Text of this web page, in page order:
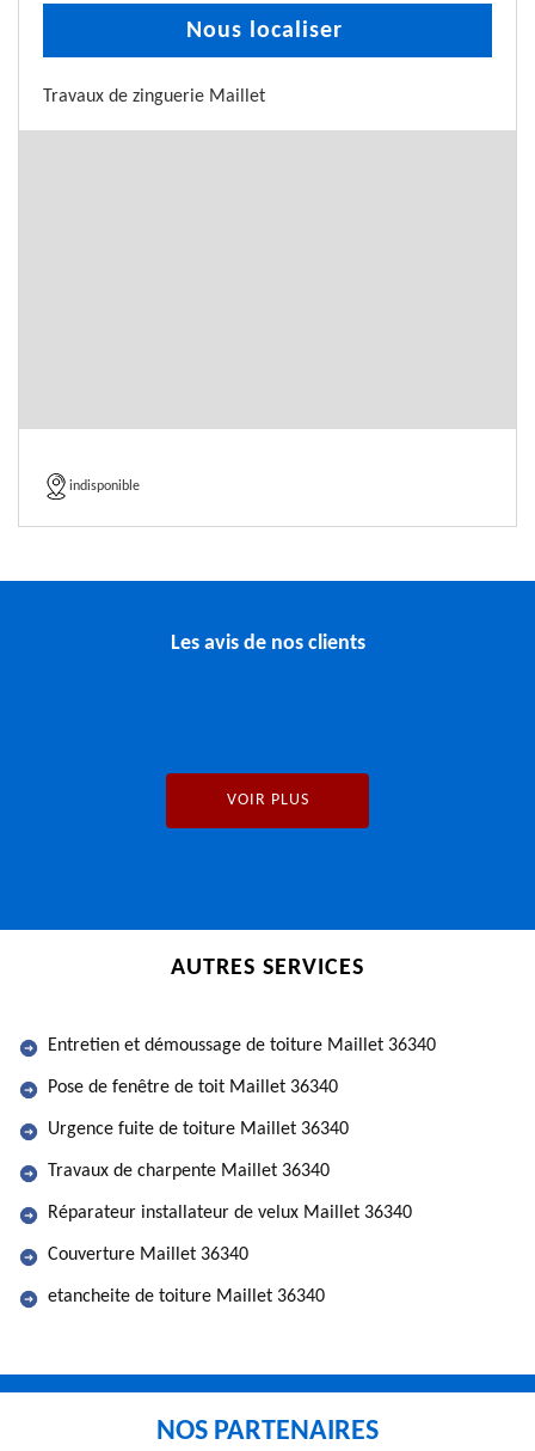
Nous localiser
Travaux de zinguerie Maillet
indisponible
Les avis de nos clients
VOIR PLUS
AUTRES SERVICES
Entretien et démoussage de toiture Maillet 36340
Pose de fenêtre de toit Maillet 36340
Urgence fuite de toiture Maillet 36340
Travaux de charpente Maillet 36340
Réparateur installateur de velux Maillet 36340
Couverture Maillet 36340
etancheite de toiture Maillet 36340
NOS PARTENAIRES